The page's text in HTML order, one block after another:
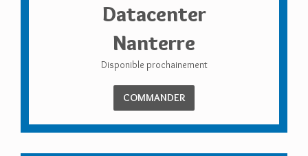
Datacenter
Nanterre
Disponible prochainement
COMMANDER